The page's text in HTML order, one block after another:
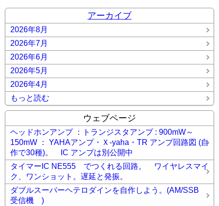
アーカイブ
2026年8月
2026年7月
2026年6月
2026年5月
2026年4月
もっと読む
ウェブページ
ヘッドホンアンプ ：トランジスタアンプ : 900mW～
150mW ： YAHAアンプ・Ｘ-yaha・TR アンプ回路図 (自
作で30種)。 IC アンプは別公開中
タイマーIC NE555 でつくれる回路。 ワイヤレスマイ
ク、ワンショット。遅延と発振。
ダブルスーパーヘテロダインを自作しよう。(AM/SSB
受信機 )